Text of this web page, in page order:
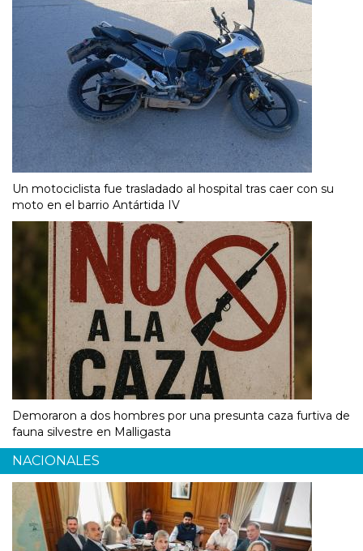
Un motociclista fue trasladado al hospital tras caer con su
moto en el barrio Antártida IV
Demoraron a dos hombres por una presunta caza furtiva de
fauna silvestre en Malligasta
NACIONALES